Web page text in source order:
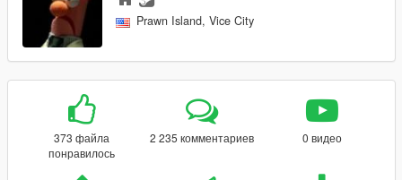
Prawn Island, Vice City
373 файла
понравилось
2 235 комментариев 0 видео